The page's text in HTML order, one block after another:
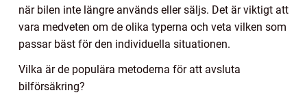
när bilen inte längre används eller säljs. Det är viktigt att
vara medveten om de olika typerna och veta vilken som
passar bäst för den individuella situationen.
Vilka är de populära metoderna för att avsluta
bilförsäkring?